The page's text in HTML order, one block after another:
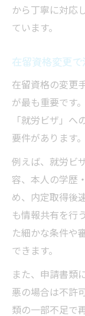
から丁寧に対応
ています。
在留資格変更
在留資格の変更
が最も重要です
「就労ビザ」
要件があります。
例えば、就労ビ
容、本人の学歴
め、内定取得後
も情報共有を行
た細かな条件や
できます。
また、申請書類
悪の場合は不許
類の一部不足で